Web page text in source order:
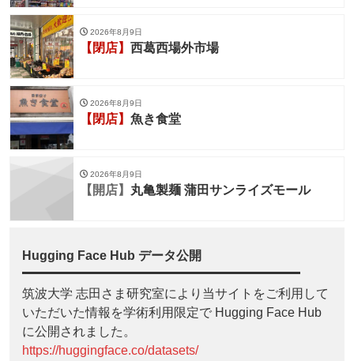
2026年8月9日
【閉店】 西葛西場外市場
2026年8月9日
【閉店】 魚き食堂
2026年8月9日
【開店】 丸亀製麺 蒲田サンライズモール
Hugging Face Hub データ公開
筑波大学 志田さま研究室により当サイトをご利用して
いただいた情報を学術利用限定で Hugging Face Hub
に公開されました。
https://huggingface.co/datasets/